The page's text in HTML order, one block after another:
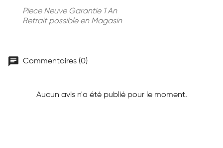
Piece Neuve Garantie 1 An
Retrait possible en Magasin
chat Commentaires (0)
Aucun avis n'a été publié pour le moment.